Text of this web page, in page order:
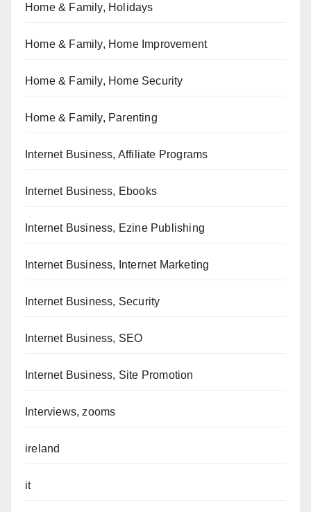
Home & Family, Holidays
Home & Family, Home Improvement
Home & Family, Home Security
Home & Family, Parenting
Internet Business, Affiliate Programs
Internet Business, Ebooks
Internet Business, Ezine Publishing
Internet Business, Internet Marketing
Internet Business, Security
Internet Business, SEO
Internet Business, Site Promotion
Interviews, zooms
ireland
it